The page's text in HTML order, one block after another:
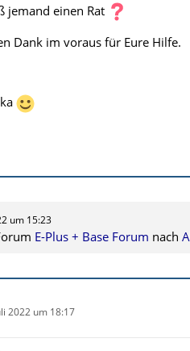
jemand einen Rat
Dank im voraus für Eure Hilfe.
um 15:23
E-Plus + Base Forum nach
2022 um 18:17